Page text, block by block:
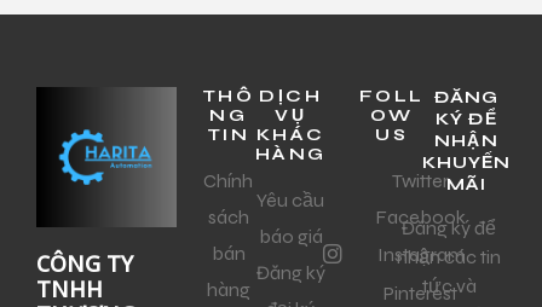
CÔNG TY
TNHH
THÔ
NG
TIN
Chính
sách
bán
hàng
DỊCH
VỤ
KHÁC
HÀNG
Yêu cầu
báo giá
Đăng ký
FOLL
OW
US
Twitter
Facebook
Instagram
Pinterest
ĐĂNG
KÝ ĐỂ
NHẬN
KHUYẾN
MÃI
Đăng ký để
nhận các tin
tức và